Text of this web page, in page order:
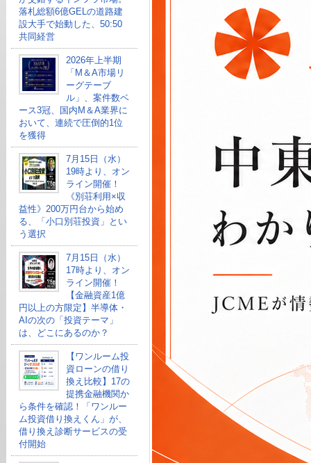
落札総額6億GELの道路建
設大手で始動した、50:50
共同経営
2026年上半期
「M＆A市場リ
ーグテーブ
ル」、案件数ベ
ース3冠、国内M＆A業界に
おいて、連続で圧倒的1位
を獲得
7月15日（水）
19時より、オン
ライン開催！
《別荘利用×収
益性》200万円台から始め
る、「小口別荘投資」とい
う選択
7月15日（水）
17時より、オン
ライン開催！
【金融資産1億
円以上の方限定】半導体・
AIの次の「投資テーマ」
は、どこにあるのか？
【ワンルーム投
資ローンの借り
換え比較】17の
提携金融機関か
ら条件を確認！「ワンルー
ム投資借り換えくん」が、
借り換え診断サービスの受
付開始